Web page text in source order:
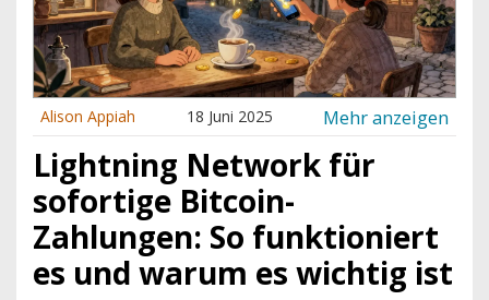
Alison Appiah 18 Juni 2025 Mehr anzeigen
Lightning Network für
sofortige Bitcoin-
Zahlungen: So funktioniert
es und warum es wichtig ist